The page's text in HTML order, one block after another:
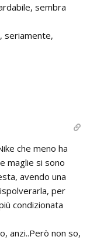
sembra
seriamente,
che meno ha
maglie si sono
avendo una
per
condizionata
anzi..Però non so,